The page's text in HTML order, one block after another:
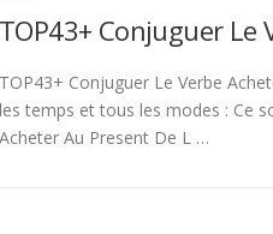
TOP43+ Conjuguer Le
TOP43+ Conjuguer Le Verbe
les temps et tous les modes : Ce
Acheter Au Present De L …